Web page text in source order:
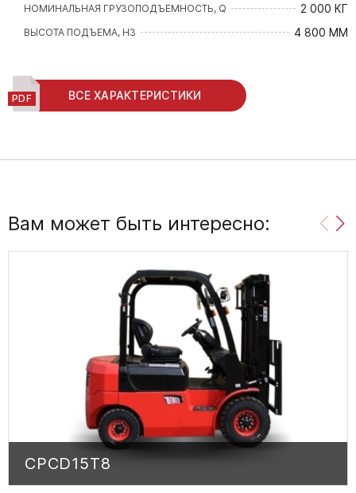
НОМИНАЛЬНАЯ ГРУЗОПОДЪЕМНОСТЬ, Q 2 000 КГ
ВЫСОТА ПОДЪЕМА, H3 4 800 ММ
ВСЕ ХАРАКТЕРИСТИКИ
Вам может быть интересно:
CPCD15T8